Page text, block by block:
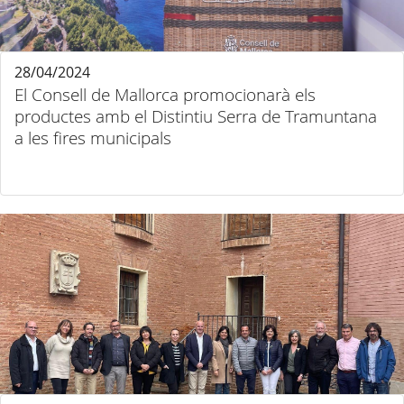
El Consell de Mallorca promocionarà els
productes amb el Distintiu Serra de Tramuntana
a les fires municipals
28/04/2024